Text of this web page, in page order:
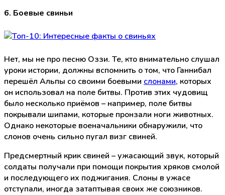
6. Боевые свиньи
Нет, мы не про песню Оззи. Те, кто внимательно слушал
уроки истории, должны вспомнить о том, что Ганнибал
перешёл Альпы со своими боевыми слонами, которых
он использовал на поле битвы. Против этих чудовищ
было несколько приёмов – например, поле битвы
покрывали шипами, которые пронзали ноги животных.
Однако некоторые военачальники обнаружили, что
слонов очень сильно пугал визг свиней.
Предсмертный крик свиней – ужасающий звук, который
солдаты получали при помощи покрытия хряков смолой
и последующего их поджигания. Слоны в ужасе
отступали, иногда затаптывая своих же союзников.